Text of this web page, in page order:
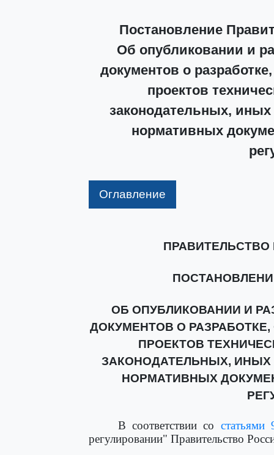
Постановление
Об опубликовании и
документов о
проектов
законодательных,
нормативных
Оглавление
ПОСТАНОВЛЕНИЕ
ОБ ОПУБЛИКОВАНИИ И
ДОКУМЕНТОВ О
ПРОЕКТОВ
ЗАКОНОДАТЕЛЬНЫХ,
НОРМАТИВНЫХ
В соответствии со статьями
регулировании" Правительство